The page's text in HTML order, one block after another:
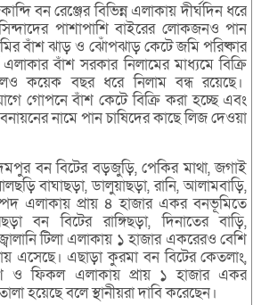
বন রেঞ্জের বিভিন্ন এলাকায় দীর্ঘদিন ধরে
পাশাপাশি বাইরের লোকজনও পান
বাঁশ ঝাড় ও ঝোঁপঝাড় কেটে জমি পরিষ্কার
বাঁশ সরকার নিলামের মাধ্যমে বিক্রি
কয়েক বছর ধরে নিলাম বন্ধ রয়েছে।
গোপনে বাঁশ কেটে বিক্রি করা হচ্ছে এবং
নামে পান চাষিদের কাছে লিজ দেওয়া
বন বিটের বড়জুড়ি, পেকির মাথা, জগাই
বাঘাছড়া, ডালুয়াছড়া, রানি, আলামবাড়ি,
এলাকায় প্রায় ৪ হাজার একর বনভূমিতে
বন বিটের রাঙ্গিছড়া, দিনাতের বাড়ি,
টিলা এলাকায় ১ হাজার একরেরও বেশি
এসেছে। এছাড়া কুরমা বন বিটের কেতলাং,
ও ফিকল এলাকায় প্রায় ১ হাজার একর
হয়েছে বলে স্থানীয়রা দাবি করেছেন।